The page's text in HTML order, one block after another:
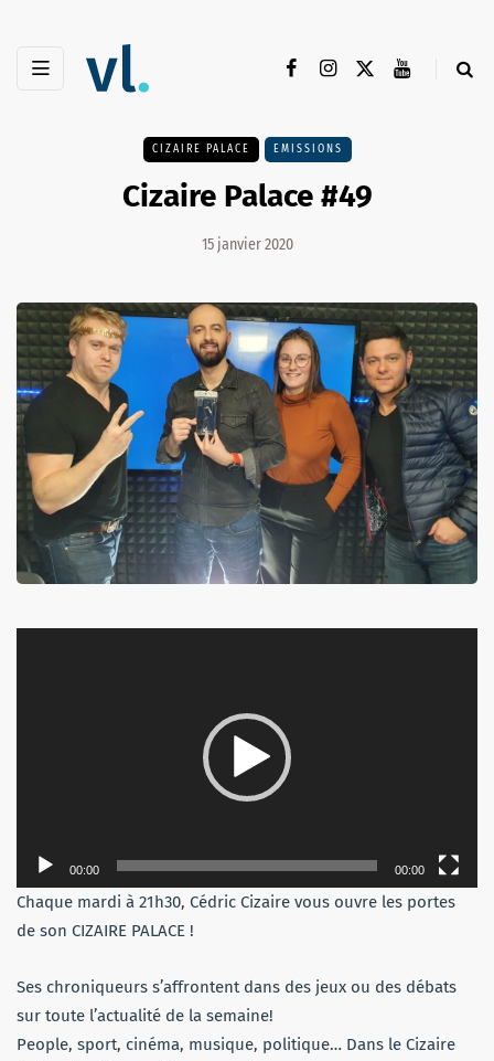
CIZAIRE PALACE EMISSIONS
Cizaire Palace #49
15 janvier 2020
00:00 00:00
Chaque mardi à 21h30, Cédric Cizaire vous ouvre les portes
de son CIZAIRE PALACE !
Ses chroniqueurs s’affrontent dans des jeux ou des débats
sur toute l’actualité de la semaine!
People, sport, cinéma, musique, politique… Dans le Cizaire